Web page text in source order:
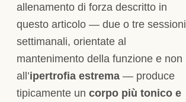
allenamento di forza descritto in
questo articolo — due o tre sessioni
settimanali, orientate al
mantenimento della funzione e non
all’ipertrofia estrema — produce
tipicamente un corpo più tonico e